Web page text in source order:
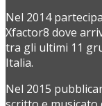
Nel 2014
Xfactor8 dove
tra gli ultimi 11
Italia.
Nel 2015